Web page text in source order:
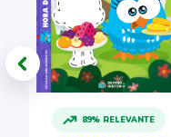
89% RELEVANTE